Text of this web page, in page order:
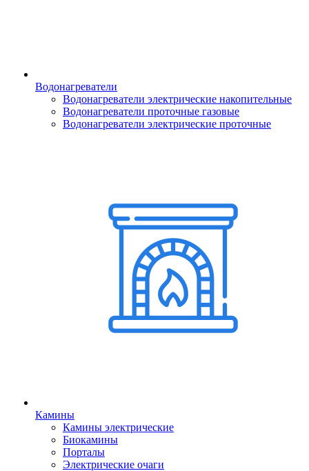
Водонагреватели
Водонагреватели электрические накопительные
Водонагреватели проточные газовые
Водонагреватели электрические проточные
Камины
Камины электрические
Биокамины
Порталы
Электрические очаги